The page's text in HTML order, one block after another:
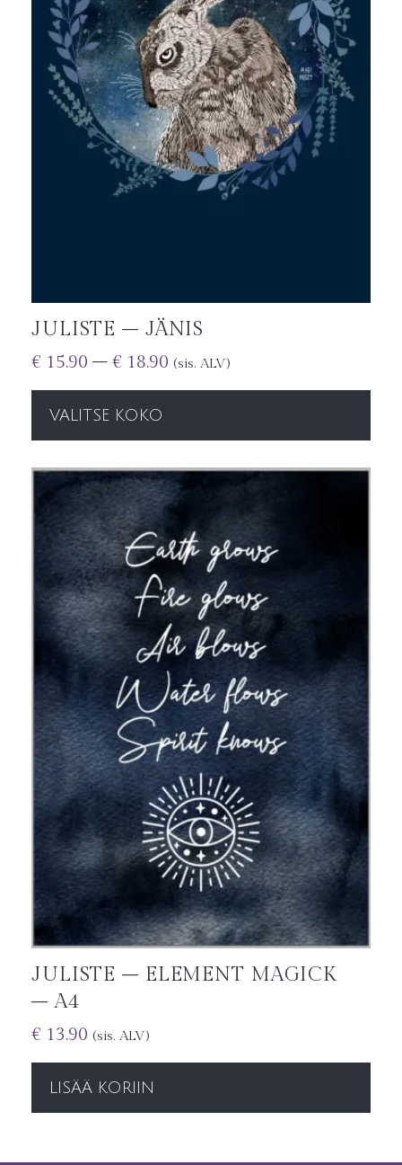
JULISTE – JÄNIS
€ 15.90 – € 18.90 (sis. ALV)
VALITSE KOKO
JULISTE – ELEMENT MAGICK
– A4
€ 13.90 (sis. ALV)
LISÄÄ KORIIN